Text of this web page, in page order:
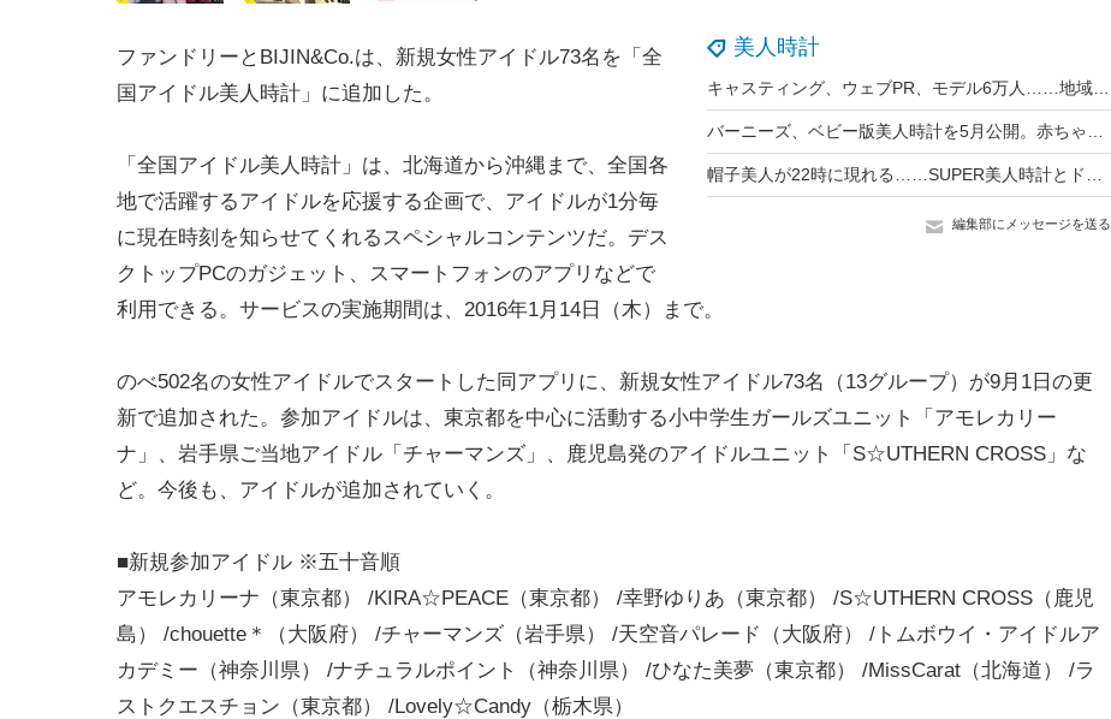
美人時計
編集部にメッセージを送る
ファンドリーとBIJIN&Co.は、新規女性アイドル73名を「全
国アイドル美人時計」に追加した。
「全国アイドル美人時計」は、北海道から沖縄まで、全国各
地で活躍するアイドルを応援する企画で、アイドルが1分毎
に現在時刻を知らせてくれるスペシャルコンテンツだ。デス
クトップPCのガジェット、スマートフォンのアプリなどで
利用できる。サービスの実施期間は、2016年1月14日（木）まで。
のべ502名の女性アイドルでスタートした同アプリに、新規女性アイドル73名（13グループ）が9月1日の更
新で追加された。参加アイドルは、東京都を中心に活動する小中学生ガールズユニット「アモレカリー
ナ」、岩手県ご当地アイドル「チャーマンズ」、鹿児島発のアイドルユニット「S☆UTHERN CROSS」な
ど。今後も、アイドルが追加されていく。
■新規参加アイドル ※五十音順
アモレカリーナ（東京都） /KIRA☆PEACE（東京都） /幸野ゆりあ（東京都） /S☆UTHERN CROSS（鹿児
島） /chouette＊（大阪府） /チャーマンズ（岩手県） /天空音パレード（大阪府） /トムボウイ・アイドルア
カデミー（神奈川県） /ナチュラルポイント（神奈川県） /ひなた美夢（東京都） /MissCarat（北海道） /ラ
ストクエスチョン（東京都） /Lovely☆Candy（栃木県）